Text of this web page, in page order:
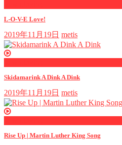
L-O-V-E Love!
2019年11月19日 metis
Skidamarink A Dink A Dink
2019年11月19日 metis
Rise Up | Martin Luther King Song